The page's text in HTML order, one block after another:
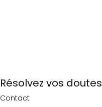
Résolvez vos doutes
Contact